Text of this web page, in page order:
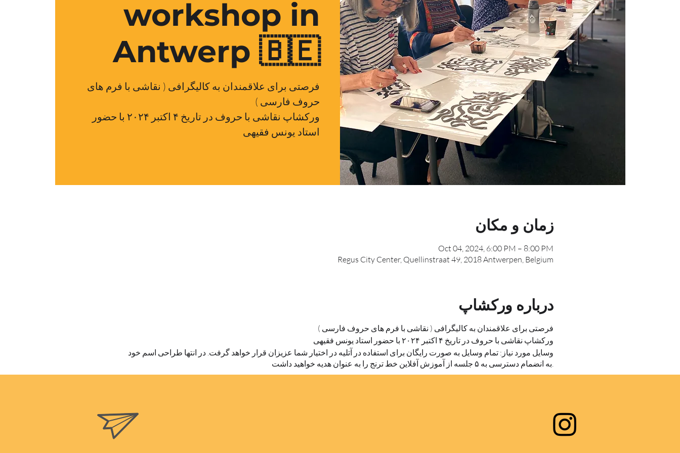
workshop in
Antwerp 🇧🇪
فرصتی برای علاقمندان به کالیگرافی ( نقاشی با فرم های
حروف فارسی )
ورکشاپ نقاشی با حروف در تاریخ ۴ اکتبر ۲۰۲۴ با حضور
استاد یونس فقیهی
زمان و مکان
Oct 04, 2024, 6:00 PM – 8:00 PM
Regus City Center, Quellinstraat 49, 2018 Antwerpen, Belgium
درباره ورکشاپ
فرصتی برای علاقمندان به کالیگرافی ( نقاشی با فرم های حروف فارسی )
ورکشاپ نقاشی با حروف در تاریخ ۴ اکتبر ۲۰۲۴ با حضور استاد یونس فقیهی
وسایل مورد نیاز: تمام وسایل به صورت رایگان برای استفاده در آتلیه در اختیار شما عزیزان قرار خواهد گرفت. در انتها طراحی اسم خود